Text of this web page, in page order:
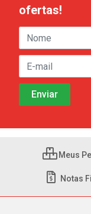
ofertas!
Meus
Notas